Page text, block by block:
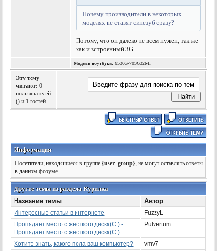
Почему производители в некоторых
моделях не ставят синезуб сразу?
Потому, что он далеко не всем нужен, так же
как и встроенный 3G.
Модель ноутбука: 6530G-703G32Mi
Эту тему
читают: 0
пользователей
() и 1 гостей
Информация
Посетители, находящиеся в группе{user_group}, не могут оставлять ответы
в данном форуме.
Другие темы из раздела Курилка
Название темы
Автор
Интересные статьи в интернете
FuzzyL
Пропадает место с жесткого диска(С:) -
Пропадает место с жесткого диска(С:)
Pulvertum
Хотите знать, какого пола ваш компьютер?
vmv7